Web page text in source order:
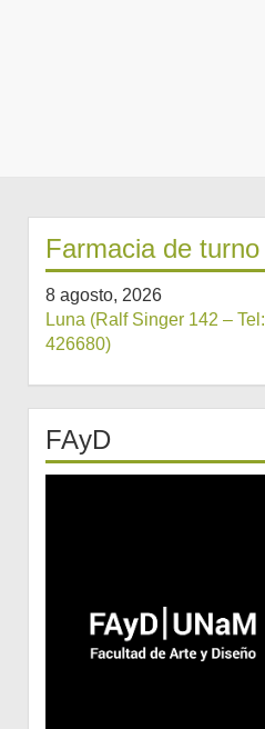
Farmacia de turno
8 agosto, 2026
Luna (Ralf Singer 142 – Tel:
426680)
FAyD